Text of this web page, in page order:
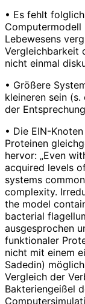
• Es fehlt
Computermodell
Lebewesens
Vergleichbarkeit
nicht einmal
• Größere
kleineren sein
der
• Die EIN-
Proteinen
hervor: „Even
acquired levels
systems
complexity.
the model
bacterial
ausgesprochen
funktionaler
nicht mit einem
Sadedin)
Vergleich der
Bakteriengeißel